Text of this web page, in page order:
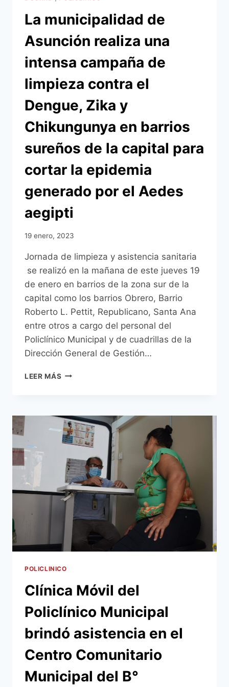
CAPITALINA,
ASEGURA
SALUD
Y
EVITA
AUSENTISMO
MASIVO
La municipalidad de
Asunción realiza una
intensa campaña de
limpieza contra el
Dengue, Zika y
Chikungunya en barrios
sureños de la capital para
cortar la epidemia
generado por el Aedes
aegipti
19 enero, 2023
Jornada de limpieza y asistencia sanitaria
se realizó en la mañana de este jueves 19
de enero en barrios de la zona sur de la
capital como los barrios Obrero, Barrio
Roberto L. Pettit, Republicano, Santa Ana
entre otros a cargo del personal del
Policlínico Municipal y de cuadrillas de la
Dirección General de Gestión…
LEER MÁS LA
REALIZA
UNA
INTENSA
CAMPAÑA
DE
LIMPIEZA
CONTRA
EL
DENGUE,
ZIKA
Y
CHIKUNGUNYA
EN
SUREÑOS
LA
PARA
LA
GENERADO
EL
AEDES
POLICLINICO
Clínica Móvil del
Policlínico Municipal
brindó asistencia en el
Centro Comunitario
Municipal del B°